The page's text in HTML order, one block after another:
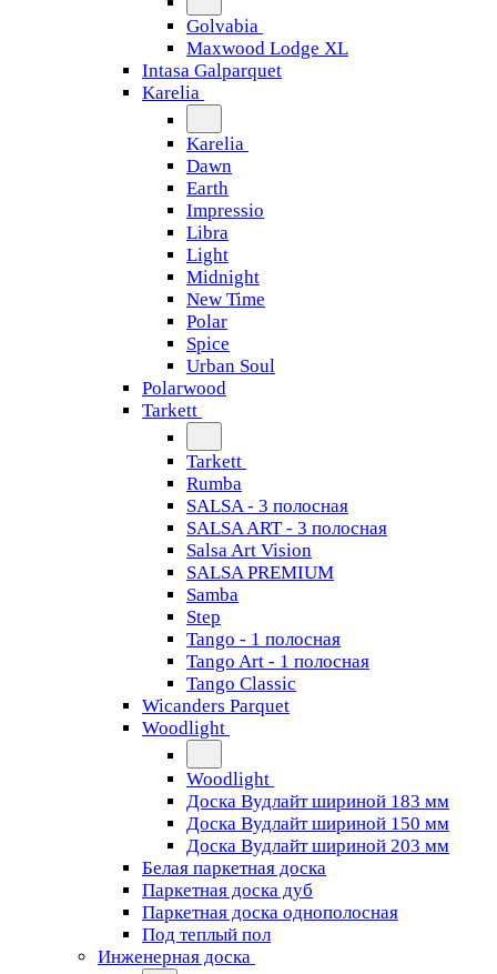
Golvabia
Maxwood Lodge XL
Intasa Galparquet
Karelia
Karelia
Dawn
Earth
Impressio
Libra
Light
Midnight
New Time
Polar
Spice
Urban Soul
Polarwood
Tarkett
Tarkett
Rumba
SALSA - 3 полосная
SALSA ART - 3 полосная
Salsa Art Vision
SALSA PREMIUM
Samba
Step
Tango - 1 полосная
Tango Art - 1 полосная
Tango Classiс
Wicanders Parquet
Woodlight
Woodlight
Доска Вудлайт шириной 183 мм
Доска Вудлайт шириной 150 мм
Доска Вудлайт шириной 203 мм
Белая паркетная доска
Паркетная доска дуб
Паркетная доска однополосная
Под теплый пол
Инженерная доска